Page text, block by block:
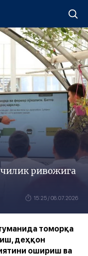
ривожига
15:25 / 08.07.2026
томорқа
деҳқон
ошириш ва